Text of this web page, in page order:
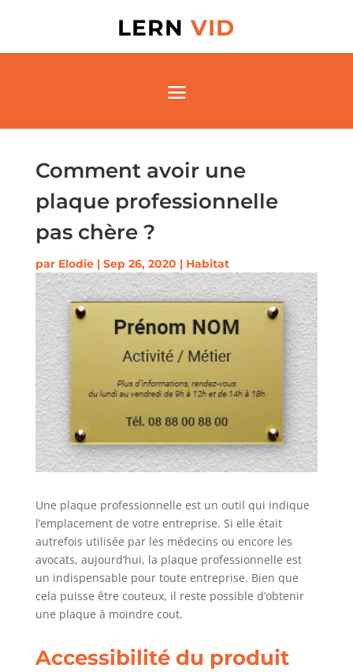
LERNVID
Comment avoir une
plaque professionnelle
pas chère ?
par Elodie| Sep 26, 2020 | Habitat
Une plaque professionnelle est un outil qui indique
l’emplacement de votre entreprise. Si elle était
autrefois utilisée par les médecins ou encore les
avocats, aujourd’hui, la plaque professionnelle est
un indispensable pour toute entreprise. Bien que
cela puisse être couteux, il reste possible d’obtenir
une plaque à moindre cout.
Accessibilité du produit